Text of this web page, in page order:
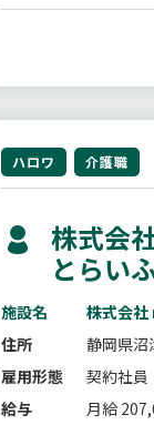
ハロワ 介護職
株式会
とらい
施設名
株式会
住所
静岡県沼
雇用形態
契約社員
給与
月給